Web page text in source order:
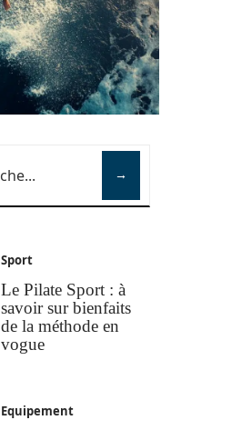
Sport
Le Pilate Sport : à
savoir sur bienfaits
de la méthode en
vogue
Equipement